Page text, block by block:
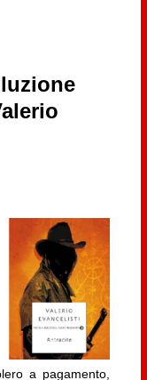
a pagamento,